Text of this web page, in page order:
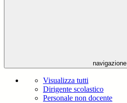
navigazione
Visualizza tutti
Dirigente scolastico
Personale non docente